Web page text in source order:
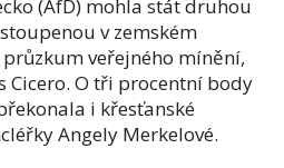
(AfD) mohla stát druhou
v zemském
veřejného mínění,
Cicero. O tři procentní body
i křesťanské
Angely Merkelové.